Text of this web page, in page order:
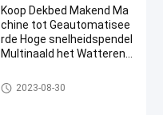
Koop Dekbed Makend Ma
chine tot Geautomatisee
rde Hoge snelheidspendel
Multinaald het Watteren
Multinaald het Watteren Machi
ne
2023-08-30